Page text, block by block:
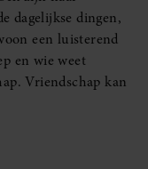
dagelijkse dingen,
een luisterend
en wie weet
Vriendschap kan